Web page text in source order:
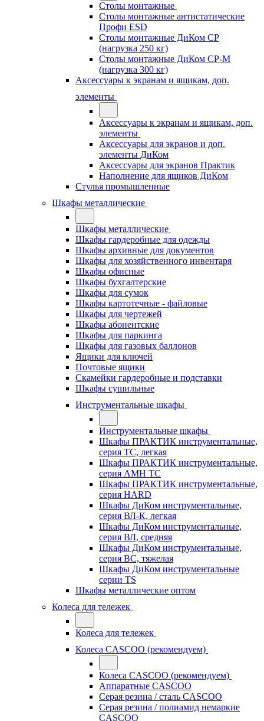
Столы монтажные
Столы монтажные антистатические
Профи ESD
Столы монтажные ДиКом СР
(нагрузка 250 кг)
Столы монтажные ДиКом СР-М
(нагрузка 300 кг)
Аксессуары к экранам и ящикам, доп.
элементы
Аксессуары к экранам и ящикам, доп.
элементы
Аксессуары для экранов и доп.
элементы ДиКом
Аксессуары для экранов Практик
Наполнение для ящиков ДиКом
Стулья промышленные
Шкафы металлические
Шкафы металлические
Шкафы гардеробные для одежды
Шкафы архивные для документов
Шкафы для хозяйственного инвентаря
Шкафы офисные
Шкафы бухгалтерские
Шкафы для сумок
Шкафы картотечные - файловые
Шкафы для чертежей
Шкафы абонентские
Шкафы для паркинга
Шкафы для газовых баллонов
Ящики для ключей
Почтовые ящики
Скамейки гардеробные и подставки
Шкафы сушильные
Инструментальные шкафы
Инструментальные шкафы
Шкафы ПРАКТИК инструментальные,
серия ТC, легкая
Шкафы ПРАКТИК инструментальные,
серия AMH TC
Шкафы ПРАКТИК инструментальные,
серия HARD
Шкафы ДиКом инструментальные,
cерия ВЛ-К, легкая
Шкафы ДиКом инструментальные,
серия ВЛ, средняя
Шкафы ДиКом инструментальные,
серия ВС, тяжелая
Шкафы ДиКом инструментальные
серии TS
Шкафы металлические оптом
Колеса для тележек
Колеса для тележек
Колеса CASCOO (рекомендуем)
Колеса CASCOO (рекомендуем)
Аппаратные CASCOO
Серая резина / сталь CASCOO
Серая резина / полиамид немаркие
CASCOO